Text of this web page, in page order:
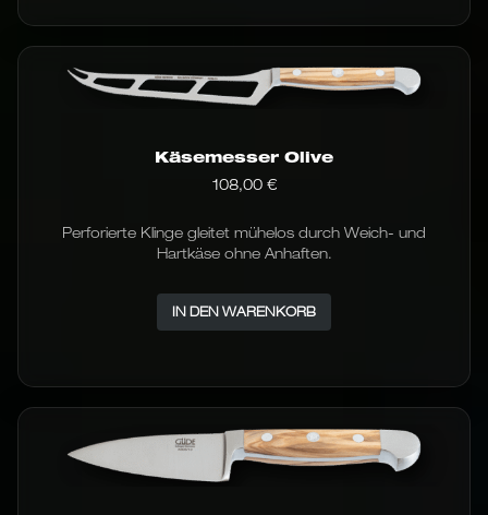
Käsemesser Olive
108,00 €
Perforierte Klinge gleitet mühelos durch Weich- und
Hartkäse ohne Anhaften.
IN DEN WARENKORB